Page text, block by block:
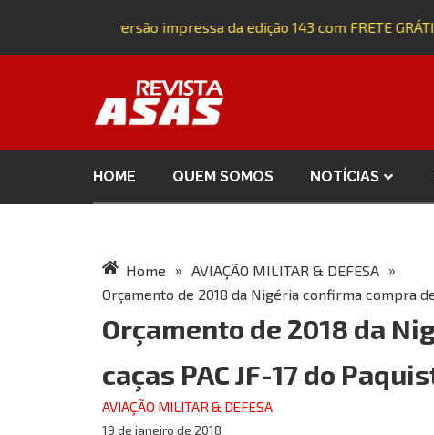
Adquira a versão impressa da edição 143 com FRETE
HOME QUEM SOMOS NOTÍCIAS
Home » AVIAÇÃO MILITAR & DEFESA »
Orçamento de 2018 da Nigéria confirma compra de
Orçamento de 2018 da
caças PAC JF-17 do
AVIAÇÃO MILITAR & DEFESA
19 de janeiro de 2018